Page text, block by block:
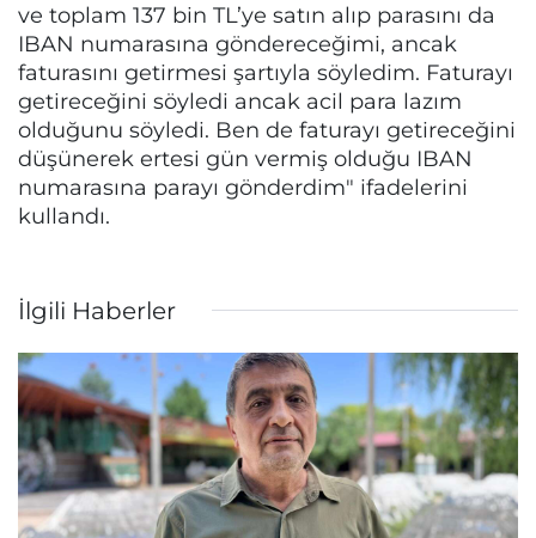
ve toplam 137 bin TL’ye satın alıp parasını da
IBAN numarasına göndereceğimi, ancak
faturasını getirmesi şartıyla söyledim. Faturayı
getireceğini söyledi ancak acil para lazım
olduğunu söyledi. Ben de faturayı getireceğini
düşünerek ertesi gün vermiş olduğu IBAN
numarasına parayı gönderdim" ifadelerini
kullandı.
İlgili Haberler